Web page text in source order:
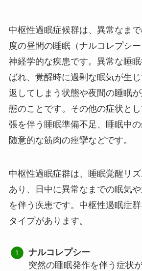
中枢性過眠症候群は、異常なま
度の昼間の睡眠（ナルコレプシ
神経学的な疾患です。異常な睡
ばれ、覚醒時に過剰な眠気が生
返してしまう状態や夜間の睡眠
態のことです。その他の症状と
張を伴う睡眠準備不足、睡眠中
随意的な筋肉の痙攣などです。
中枢性過眠症群は、睡眠覚醒リ
あり、日中に異常なまでの眠気
を伴う疾患です。中枢性過眠症
タイプがあります。
ナルコレプシー
突然の睡眠発作を伴う症状